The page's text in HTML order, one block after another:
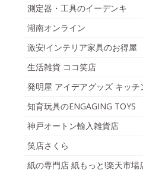
測定器・工具のイーデンキ
湖南オンライン
激安!インテリア家具のお得屋
生活雑貨 ココ笑店
発明屋 アイデアグッズ キッチ
知育玩具のENGAGING TOYS
神戸オートン輸入雑貨店
笑店さくら
紙の専門店 紙もっと!楽天市場